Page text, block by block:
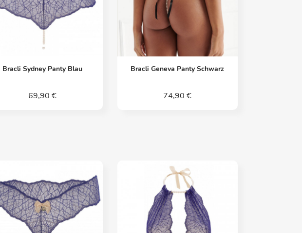
Vorschau
Bracli Sydney Panty Blau
69,90 €
Vorschau
Bracli Geneva Panty Schwarz
74,90 €